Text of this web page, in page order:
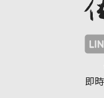
即